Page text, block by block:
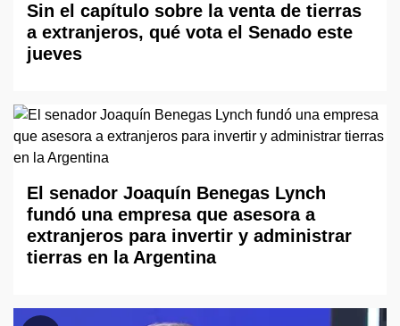
Sin el capítulo sobre la venta de tierras
a extranjeros, qué vota el Senado este
jueves
El senador Joaquín Benegas Lynch
fundó una empresa que asesora a
extranjeros para invertir y administrar
tierras en la Argentina